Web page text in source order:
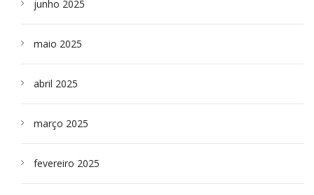
junho 2025
maio 2025
abril 2025
março 2025
fevereiro 2025